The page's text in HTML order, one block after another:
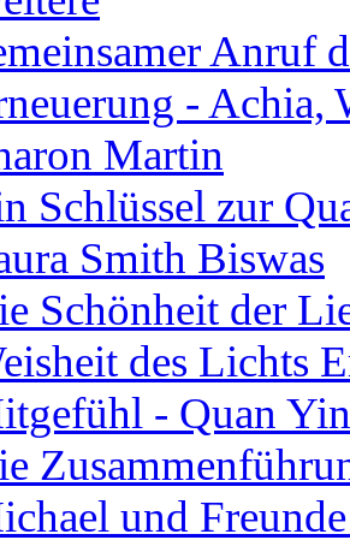
Anruf
- Achia,
Martin
Schlüssel zur
Smith Biswas
Schönheit der
des Lichts
- Quan
und